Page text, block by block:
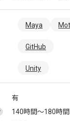
Maya
GitHub
Unity
有
140時間〜180時間